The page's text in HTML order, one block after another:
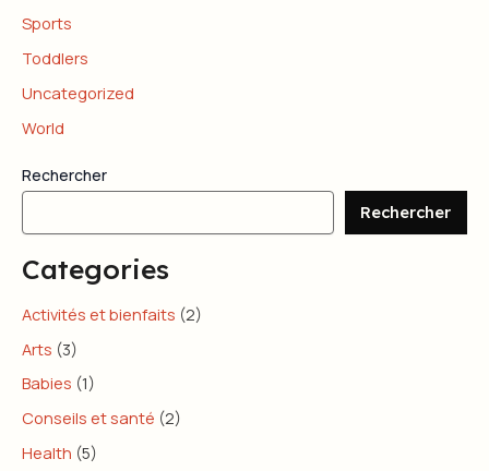
Sports
Toddlers
Uncategorized
World
Rechercher
Rechercher
Categories
Activités et bienfaits (2)
Arts (3)
Babies (1)
Conseils et santé (2)
Health (5)